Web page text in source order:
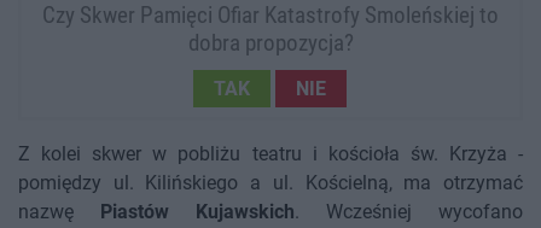
Czy Skwer Pamięci Ofiar Katastrofy Smoleńskiej to
dobra propozycja?
TAK NIE
Z kolei skwer w pobliżu teatru i kościoła św. Krzyża -
pomiędzy ul. Kilińskiego a ul. Kościelną, ma otrzymać
nazwę
Piastów Kujawskich. Wcześniej wycofano